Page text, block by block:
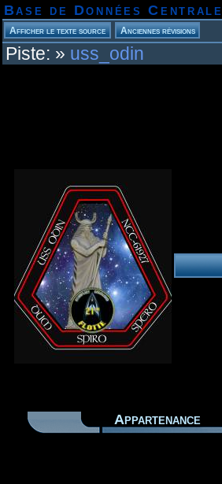
Base de Données Centrale
Piste: » uss_odin
Appartenance